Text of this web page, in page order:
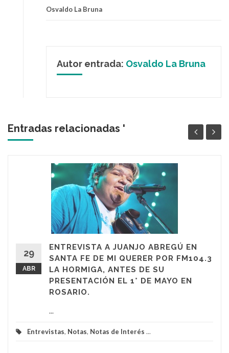
Osvaldo La Bruna
Autor entrada: Osvaldo La Bruna
Entradas relacionadas '
29
ABR
ENTREVISTA A JUANJO ABREGÚ EN
SANTA FE DE MI QUERER POR FM104.3
LA HORMIGA, ANTES DE SU
PRESENTACIÓN EL 1° DE MAYO EN
ROSARIO.
...
Entrevistas, Notas, Notas de Interés ...